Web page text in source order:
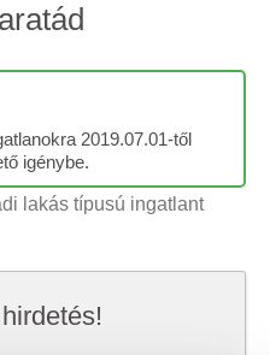
2019.07.01-től
igénybe.
lakás típusú ingatlant